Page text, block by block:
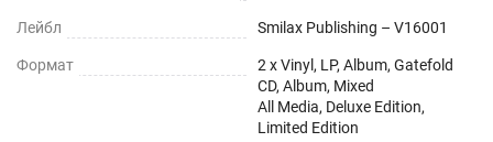
Лейбл Smilax Publishing – V16001
Формат
2 x Vinyl, LP, Album, Gatefold
CD, Album, Mixed
All Media, Deluxe Edition,
Limited Edition